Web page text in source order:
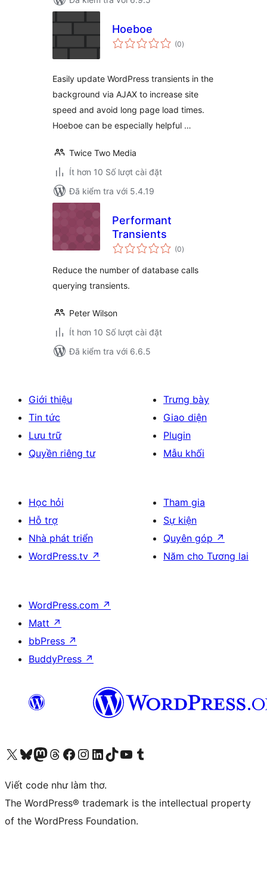
Hoeboe
(0tổng
đánh
)
Easily update WordPress transients in the
background via AJAX to increase site
speed and avoid long page load times.
Hoeboe can be especially helpful …
Twice Two Media
Ít hơn 10 Số lượt cài đặt
Đã kiểm tra với 5.4.19
Performant
Transients
(0tổng
đánh
)
Reduce the number of database calls
querying transients.
Peter Wilson
Ít hơn 10 Số lượt cài đặt
Đã kiểm tra với 6.6.5
Giới thiệu
Tin tức
Lưu trữ
Quyền riêng tư
Trưng bày
Giao diện
Plugin
Mẫu khối
Học hỏi
Hỗ trợ
Nhà phát triển
WordPress.tv ↗
Tham gia
Sự kiện
Quyên góp ↗
Năm cho Tương lai
WordPress.com ↗
Matt ↗
bbPress ↗
BuddyPress ↗
Truy cập tài khoản X (trước đây là Twitter) của chúng tôiVisit our Bluesky account
Visit our Mastodon account
Visit our Threads account
Xem trang Facebook của chúng tôiTruy cập tài khoản Instagram của chúng tôiTruy cập tài khoản LinkedIn của chúng tôiVisit our TikTok account
Truy cập kênh YouTube của chúng tôi Visit our Tumblr account
Viết code như làm thơ.
The WordPress® trademark is the intellectual property
of the WordPress Foundation.